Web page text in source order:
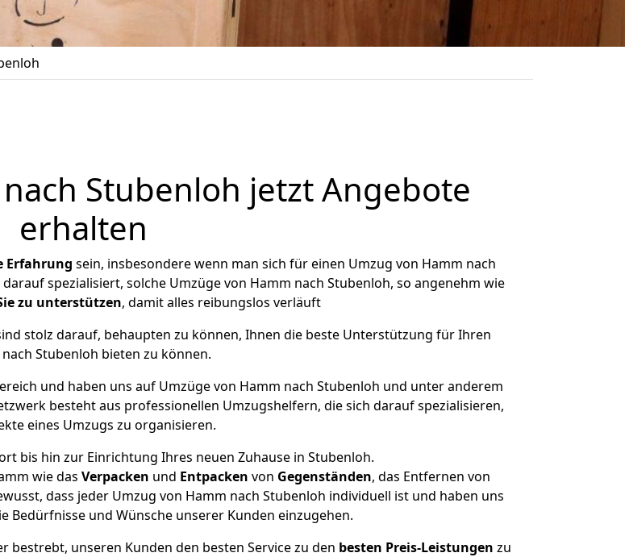
Stubenloh jetzt Angebote
erhalten
Erfahrung sein, insbesondere wenn man sich für einen Umzug von Hamm nach
spezialisiert, solche Umzüge von Hamm nach Stubenloh, so angenehm wie
zu unterstützen, damit alles reibungslos verläuft
stolz darauf, behaupten zu können, Ihnen die beste Unterstützung für Ihren
Stubenloh bieten zu können.
und haben uns auf Umzüge von Hamm nach Stubenloh und unter anderem
besteht aus professionellen Umzugshelfern, die sich darauf spezialisieren,
eines Umzugs zu organisieren.
bis hin zur Einrichtung Ihres neuen Zuhause in Stubenloh.
wie das Verpacken und Entpacken von Gegenständen, das Entfernen von
dass jeder Umzug von Hamm nach Stubenloh individuell ist und haben uns
Bedürfnisse und Wünsche unserer Kunden einzugehen.
bestrebt, unseren Kunden den besten Service zu den besten Preis-Leistungen zu